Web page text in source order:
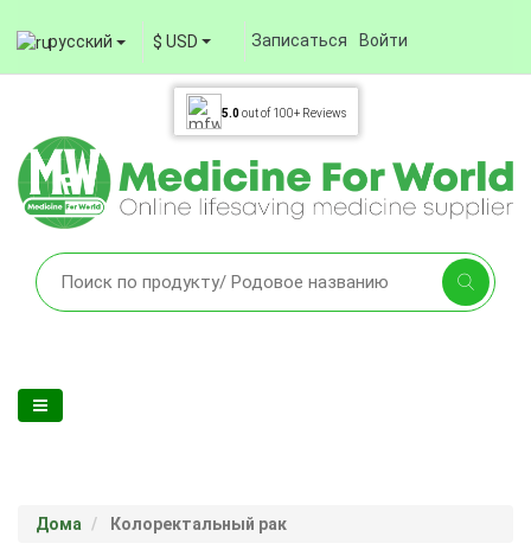
русский $ USD Записаться Войти
5.0out of 100+ Reviews
Дома Колоректальный рак